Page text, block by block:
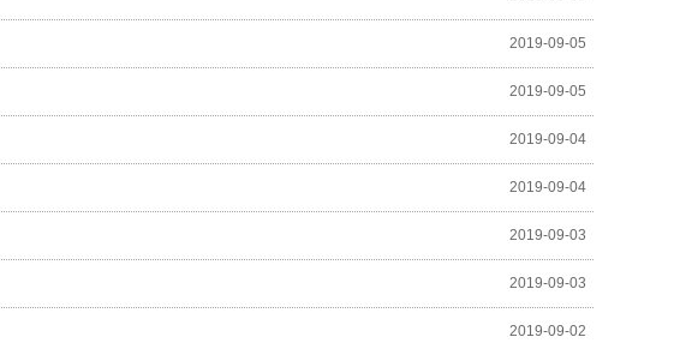
2019-09-05
2019-09-05
2019-09-04
2019-09-04
2019-09-03
2019-09-03
2019-09-02